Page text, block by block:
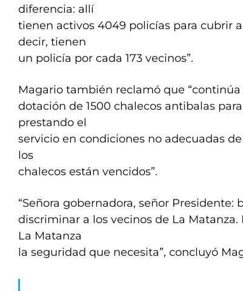
diferencia: allí
tienen activos 4049 policías para cubrir
decir, tienen
un policía por cada 173 vecinos”.
Magario también reclamó que
dotación de 1500 chalecos antibalas
prestando el
servicio en condiciones no adecuadas
los
chalecos están vencidos”.
“Señora gobernadora, señor Presidente:
discriminar a los vecinos de La
La Matanza
la seguridad que necesita”, concluyó